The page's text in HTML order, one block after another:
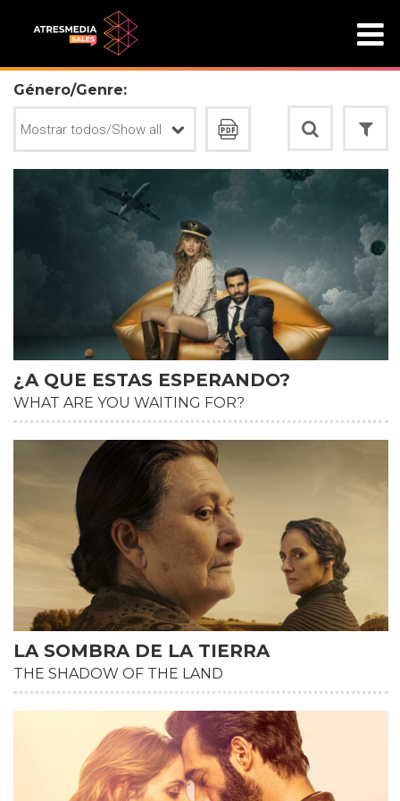
Género/Genre:
HD
¿A QUE ESTAS ESPERANDO?
WHAT ARE YOU WAITING FOR?
HD
LA SOMBRA DE LA TIERRA
THE SHADOW OF THE LAND